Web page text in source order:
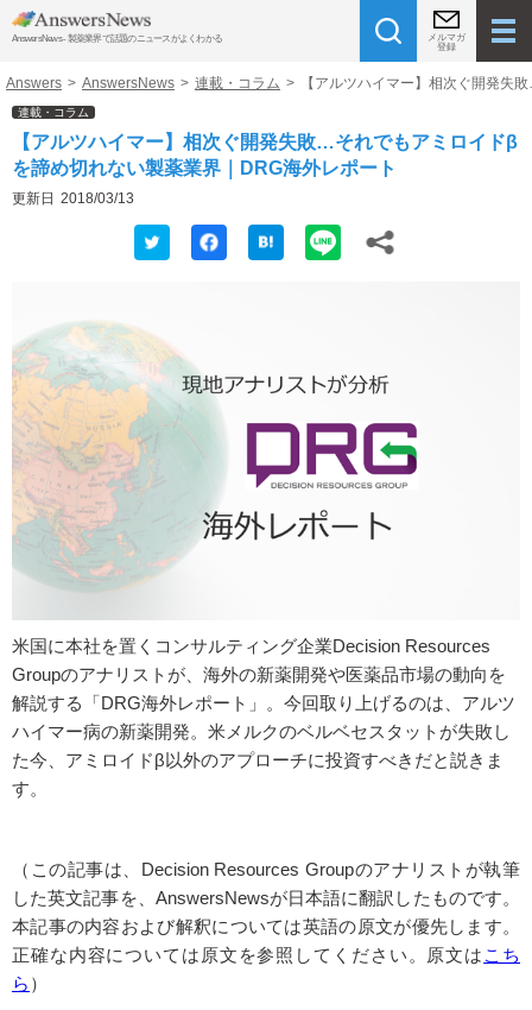
AnswersNews - 製薬業界で話題のニュースがよくわかる
メルマガ
登録
Answers > AnswersNews > 連載・コラム > 【アルツハイマー】相次ぐ開発失
連載・コラム
【アルツハイマー】相次ぐ開発失敗…それでもアミロイドβ
を諦め切れない製薬業界｜DRG海外レポート
更新日 2018/03/13
米国に本社を置くコンサルティング企業Decision Resources
Groupのアナリストが、海外の新薬開発や医薬品市場の動向を
解説する「DRG海外レポート」。今回取り上げるのは、アルツ
ハイマー病の新薬開発。米メルクのベルベセスタットが失敗し
た今、アミロイドβ以外のアプローチに投資すべきだと説きま
す。
（この記事は、Decision Resources Groupのアナリストが執筆
した英文記事を、AnswersNewsが日本語に翻訳したものです。
本記事の内容および解釈については英語の原文が優先します。
正確な内容については原文を参照してください。原文は こち
ら ）